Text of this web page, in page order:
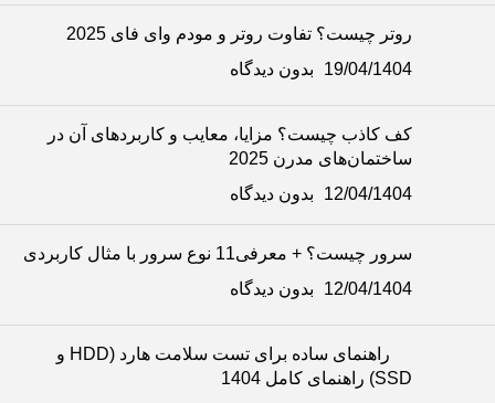
روتر چیست؟ تفاوت روتر و مودم وای فای 2025
19/04/1404
بدون دیدگاه
کف کاذب چیست؟ مزایا، معایب و کاربردهای آن در
ساختمان‌های مدرن 2025
12/04/1404
بدون دیدگاه
سرور چیست؟ + معرفی11 نوع سرور با مثال کاربردی
12/04/1404
بدون دیدگاه
راهنمای ساده برای تست سلامت هارد (HDD و
SSD) راهنمای کامل 1404